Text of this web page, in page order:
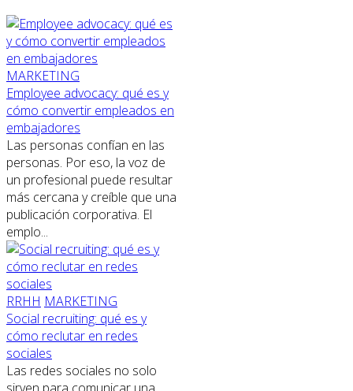
MARKETING
Employee advocacy: qué es y
cómo convertir empleados en
embajadores
Las personas confían en las
personas. Por eso, la voz de
un profesional puede resultar
más cercana y creíble que una
publicación corporativa. El
emplo...
RRHH MARKETING
Social recruiting: qué es y
cómo reclutar en redes
sociales
Las redes sociales no solo